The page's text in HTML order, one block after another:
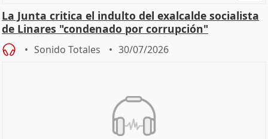
La Junta critica el indulto del exalcalde socialista
de Linares "condenado por corrupción"
Sonido Totales 30/07/2026